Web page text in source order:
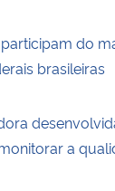
do
brasileiras
a